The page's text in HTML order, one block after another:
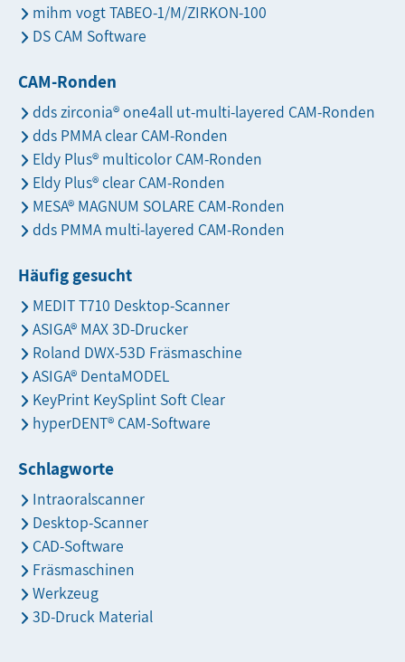
mihm vogt TABEO-1/M/ZIRKON-100
DS CAM Software
CAM-Ronden
dds zirconia® one4all ut-multi-layered CAM-Ronden
dds PMMA clear CAM-Ronden
Eldy Plus® multicolor CAM-Ronden
Eldy Plus® clear CAM-Ronden
MESA® MAGNUM SOLARE CAM-Ronden
dds PMMA multi-layered CAM-Ronden
Häufig gesucht
MEDIT T710 Desktop-Scanner
ASIGA® MAX 3D-Drucker
Roland DWX-53D Fräsmaschine
ASIGA® DentaMODEL
KeyPrint KeySplint Soft Clear
hyperDENT® CAM-Software
Schlagworte
Intraoralscanner
Desktop-Scanner
CAD-Software
Fräsmaschinen
Werkzeug
3D-Druck Material